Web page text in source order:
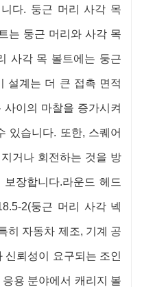
다. 둥근 머리 사각 목
는 둥근 머리와 사각 목
사각 목 볼트에는 둥근
설계는 더 큰 접촉 면적
이의 마찰을 증가시켜
있습니다. 또한, 스퀘어
거나 회전하는 것을 방
장합니다.라운드 헤드
2(둥근 머리 사각 넥
히 자동차 제조, 기계 공
신뢰성이 요구되는 조인
용 분야에서 캐리지 볼